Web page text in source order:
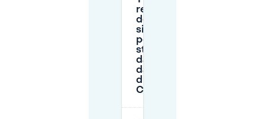
restrictions ou
des règles de
signalisation
pour le
stationnement
dans la rue
dans la zone
du Bois du
Cazier ?